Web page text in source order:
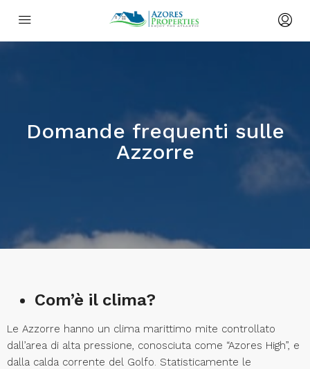
Domande frequenti sulle
Azzorre
Com’è il clima?
Le Azzorre hanno un clima marittimo mite controllato
dall’area di alta pressione, conosciuta come “Azores High”, e
dalla calda corrente del Golfo. Statisticamente le